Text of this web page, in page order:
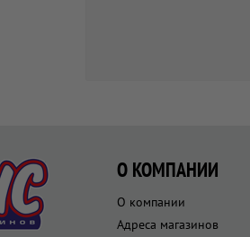
О КОМПАНИИ
О компании
Адреса магазинов